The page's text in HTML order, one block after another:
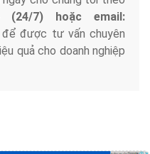
(24/7) hoặc email:
để được tư vấn chuyên
quả cho doanh nghiệp